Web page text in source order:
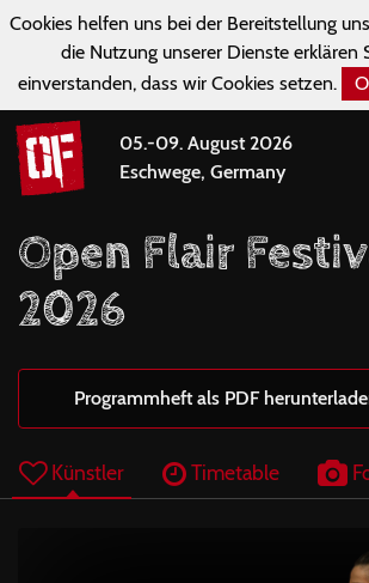
Cookies helfen uns bei der Bereitstellung
die Nutzung unserer Dienste erklären
einverstanden, dass wir Cookies setzen.
05.-09. August 2026
Eschwege, Germany
Open Flair
2026
Programmheft als PDF
Künstler Timetable